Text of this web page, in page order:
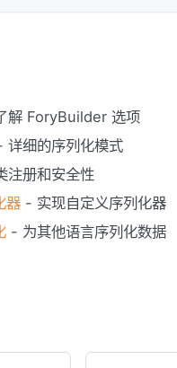
解 ForyBuilder 选项
详细的序列化模式
注册和安全性
器 - 实现自定义序列化器
- 为其他语言序列化数据